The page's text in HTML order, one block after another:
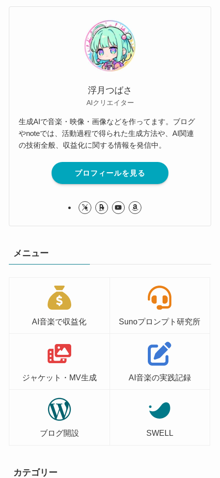
浮月つばさ
AIクリエイター
生成AIで音楽・映像・画像などを作ってます。ブログ
やnoteでは、活動過程で得られた生成方法や、AI関連
の技術全般、収益化に関する情報を発信中。
プロフィールを見る
メニュー
AI音楽で収益化 Sunoプロンプト研究所
ジャケット・MV生成 AI音楽の実践記録
ブログ開設 SWELL
カテゴリー